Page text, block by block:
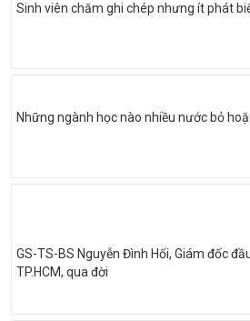
Sinh viên chăm ghi chép nhưng ít phát
Những ngành học nào nhiều nước bỏ
GS-TS-BS Nguyễn Đình Hối, Giám đốc
TP.HCM, qua đời